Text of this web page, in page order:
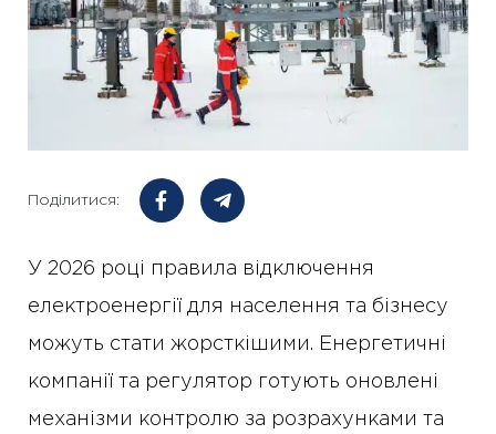
Поділитися:
У 2026 році правила відключення
електроенергії для населення та бізнесу
можуть стати жорсткішими. Енергетичні
компанії та регулятор готують оновлені
механізми контролю за розрахунками та